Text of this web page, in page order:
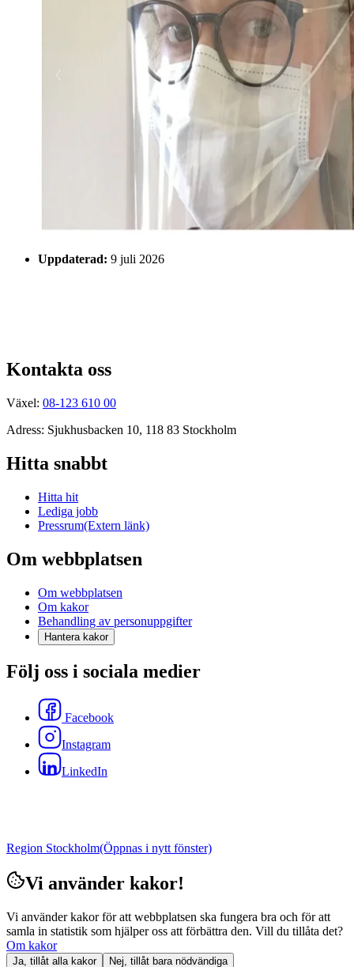
Uppdaterad: 9 juli 2026
Kontakta oss
Växel: 08-123 610 00
Adress: Sjukhusbacken 10, 118 83 Stockholm
Hitta snabbt
Hitta hit
Lediga jobb
Pressrum(Extern länk)
Om webbplatsen
Om webbplatsen
Om kakor
Behandling av personuppgifter
Hantera kakor
Följ oss i sociala medier
Facebook
Instagram
LinkedIn
Region Stockholm(Öppnas i nytt fönster)
Vi använder kakor!
Vi använder kakor för att webbplatsen ska fungera bra och för att
samla in statistik som hjälper oss att förbättra den. Vill du tillåta det?
Om kakor
Ja, tillåt alla kakor Nej, tillåt bara nödvändiga